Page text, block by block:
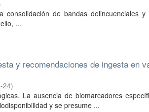
de bandas delincuenciales
...
y recomendaciones de ingesta en
24)
La ausencia de biomarcadores
y se presume ...